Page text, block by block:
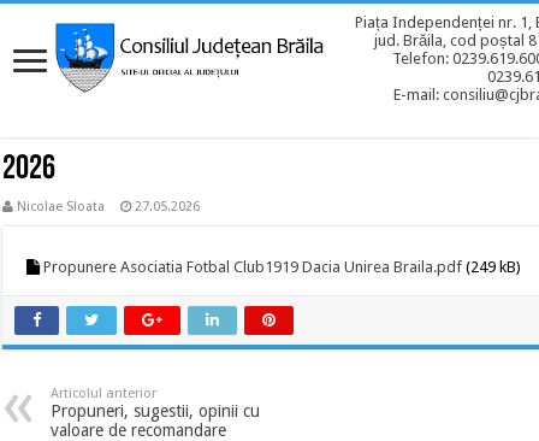
Piața Independenței nr. 1,
jud. Brăila, cod poștal
Telefon:
E-mail:
2026
Nicolae Sloata 27.05.2026
Propunere Asociatia Fotbal Club1919 Dacia Unirea Braila.pdf (249 kB)
Articolul anterior
Propuneri, sugestii, opinii cu
valoare de recomandare